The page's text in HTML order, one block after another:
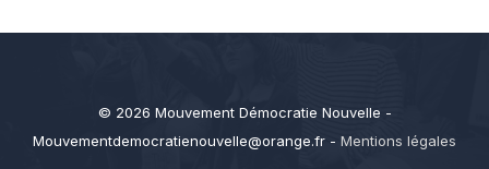
© 2026 Mouvement Démocratie Nouvelle -
Mouvementdemocratienouvelle@orange.fr - Mentions légales